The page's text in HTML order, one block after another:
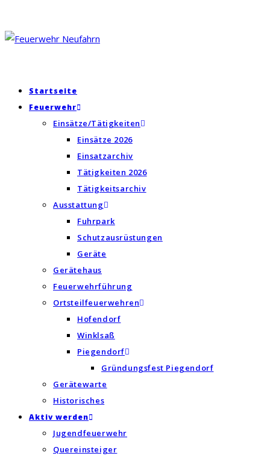
Inhalt
springen
Startseite
Feuerwehr
Einsätze/Tätigkeiten
Einsätze 2026
Einsatzarchiv
Tätigkeiten 2026
Tätigkeitsarchiv
Ausstattung
Fuhrpark
Schutzausrüstungen
Geräte
Gerätehaus
Feuerwehrführung
Ortsteilfeuerwehren
Hofendorf
Winklsaß
Piegendorf
Gründungsfest Piegendorf
Gerätewarte
Historisches
Aktiv werden
Jugendfeuerwehr
Quereinsteiger